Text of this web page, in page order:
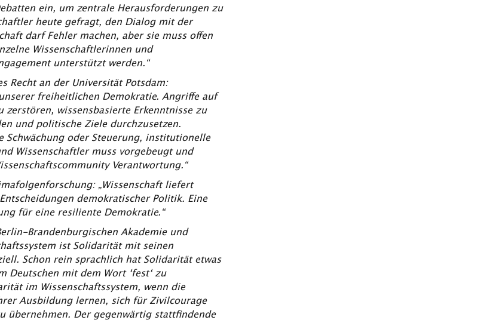
ein, um zentrale Herausforderungen zu
heute gefragt, den Dialog mit der
darf Fehler machen, aber sie muss offen
Wissenschaftlerinnen und
unterstützt werden.“
Recht an der Universität Potsdam:
freiheitlichen Demokratie. Angriffe auf
wissensbasierte Erkenntnisse zu
und politische Ziele durchzusetzen.
oder Steuerung, institutionelle
Wissenschaftler muss vorgebeugt und
Verantwortung.“
„Wissenschaft liefert
demokratischer Politik. Eine
für eine resiliente Demokratie.“
Brandenburgischen Akademie und
ist Solidarität mit seinen
Schon rein sprachlich hat Solidarität etwas
Deutschen mit dem Wort ‘fest‘ zu
im Wissenschaftssystem, wenn die
Ausbildung lernen, sich für Zivilcourage
übernehmen. Der gegenwärtig stattfindende